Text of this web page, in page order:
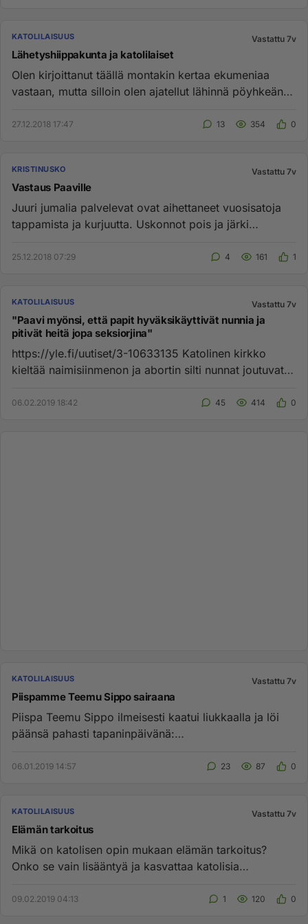
KATOLILAISUUS Vastattu 7v
Lähetyshiippakunta ja katolilaiset
Olen kirjoittanut täällä montakin kertaa ekumeniaa
vastaan, mutta silloin olen ajatellut lähinnä pöyhkeän
27.12.2018 17:47 13 354 0
KRISTINUSKO Vastattu 7v
Vastaus Paaville
Juuri jumalia palvelevat ovat aihettaneet vuosisatoja
tappamista ja kurjuutta. Uskonnot pois ja järki
25.12.2018 07:29 4 161 1
KATOLILAISUUS Vastattu 7v
"Paavi myönsi, että papit hyväksikäyttivät nunnia ja
pitivät heitä jopa seksiorjina"
https://yle.fi/uutiset/3-10633135 Katolinen kirkko
kieltää naimisiinmenon ja abortin silti nunnat joutuvat
06.02.2019 18:42 45 414 0
KATOLILAISUUS Vastattu 7v
Piispamme Teemu Sippo sairaana
Piispa Teemu Sippo ilmeisesti kaatui liukkaalla ja löi
päänsä pahasti tapaninpäivänä:
06.01.2019 14:57 23 87 0
KATOLILAISUUS Vastattu 7v
Elämän tarkoitus
Mikä on katolisen opin mukaan elämän tarkoitus?
Onko se vain lisääntyä ja kasvattaa katolisia
09.02.2019 04:13 1 120 0